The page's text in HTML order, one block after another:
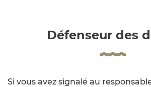
Défenseur des
Si vous avez signalé au